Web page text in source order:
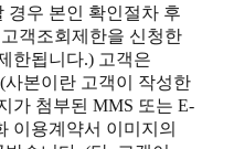
경우 본인 확인절차 후
객조회제한을 신청한
한됩니다.) 고객은
본이란 고객이 작성한
가 첨부된 MMS 또는 E-
이용계약서 이미지의